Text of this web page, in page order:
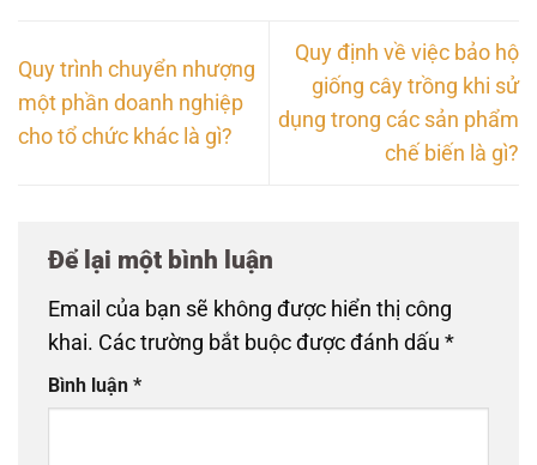
Quy trình chuyển nhượng
một phần doanh nghiệp
cho tổ chức khác là gì?
Quy định về việc bảo hộ
giống cây trồng khi sử
dụng trong các sản phẩm
chế biến là gì?
Để lại một bình luận
Email của bạn sẽ không được hiển thị công
khai. Các trường bắt buộc được đánh dấu *
Bình luận *